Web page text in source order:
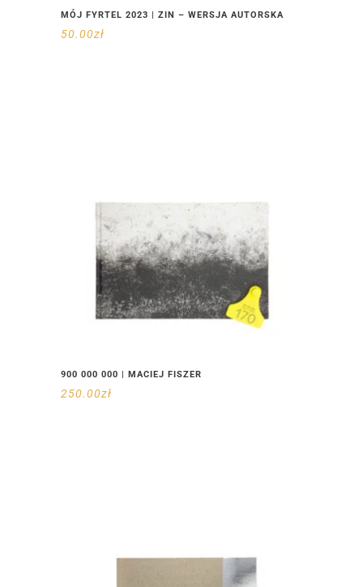
MÓJ FYRTEL 2023 | ZIN – WERSJA AUTORSKA
50.00zł
900 000 000 | MACIEJ FISZER
250.00zł